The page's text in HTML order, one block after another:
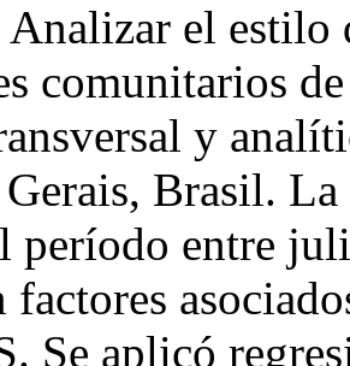
el estilo
comunitarios
y
Brasil.
período entre
factores
Se aplicó